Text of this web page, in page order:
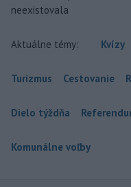
neexistovala
Aktuálne témy: Kvízy
Turizmus Cestovanie
Dielo týždňa
Komunálne voľby